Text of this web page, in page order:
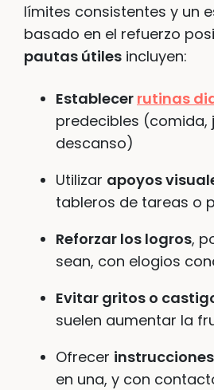
límites consistentes y un
basado en el refuerzo
pautas útiles incluyen:
Establecer rutinas
predecibles (comida,
descanso)
Utilizar apoyos
tableros de tareas o
Reforzar los logros,
sean, con elogios
Evitar gritos o
suelen aumentar la
Ofrecer
en una, y con